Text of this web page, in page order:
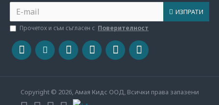
ИЗПРАТИ
Прочетох и съм съгласен с Поверителност
Copyright © 2026, Амая Кидс ООД, Всички права запазени